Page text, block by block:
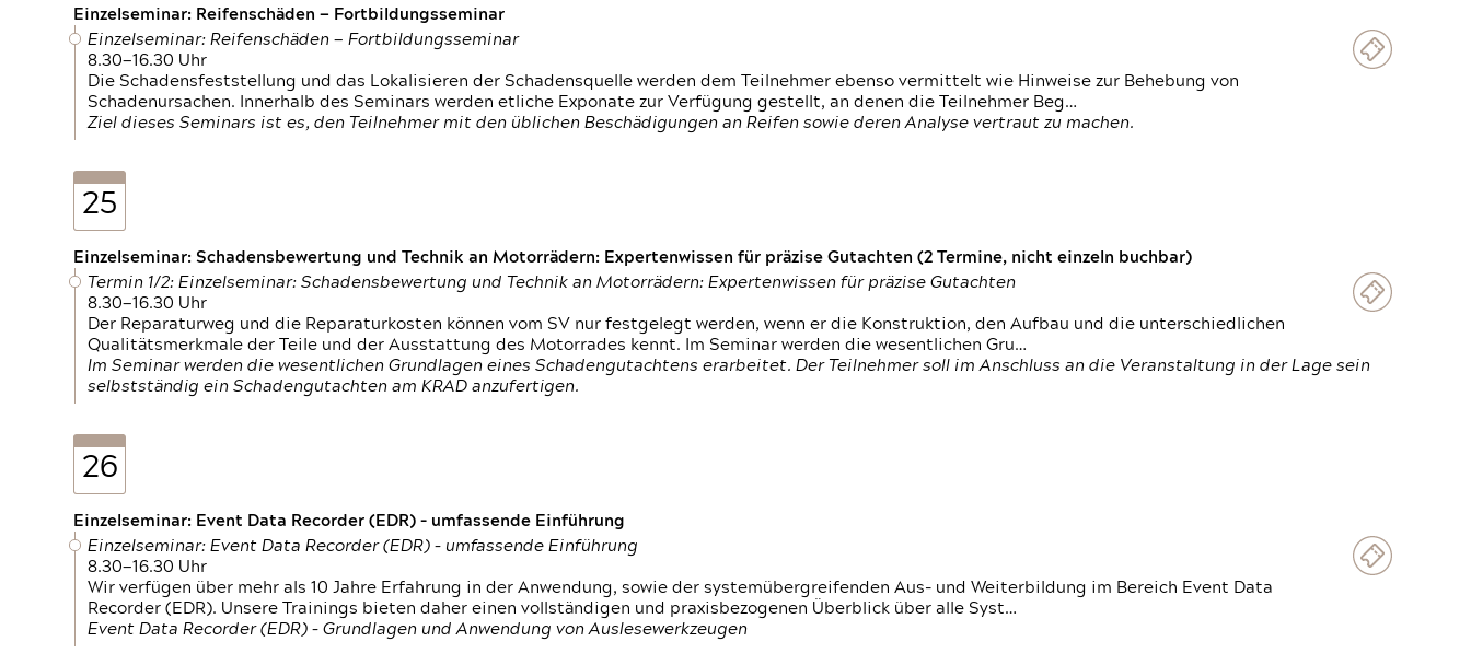
Einzelseminar: Reifenschäden — Fortbildungsseminar
Einzelseminar: Reifenschäden — Fortbildungsseminar
8.30—16.30 Uhr
Die Schadensfeststellung und das Lokalisieren der Schadensquelle werden dem Teilnehmer ebenso vermittelt wie Hinweise zur Behebung von
Schadenursachen. Innerhalb des Seminars werden etliche Exponate zur Verfügung gestellt, an denen die Teilnehmer Beg…
Ziel dieses Seminars ist es, den Teilnehmer mit den üblichen Beschädigungen an Reifen sowie deren Analyse vertraut zu machen.
25
Einzelseminar: Schadensbewertung und Technik an Motorrädern: Expertenwissen für präzise Gutachten (2 Termine, nicht einzeln buchbar)
Termin 1/2: Einzelseminar: Schadensbewertung und Technik an Motorrädern: Expertenwissen für präzise Gutachten
8.30—16.30 Uhr
Der Reparaturweg und die Reparaturkosten können vom SV nur festgelegt werden, wenn er die Konstruktion, den Aufbau und die unterschiedlichen
Qualitätsmerkmale der Teile und der Ausstattung des Motorrades kennt. Im Seminar werden die wesentlichen Gru…
Im Seminar werden die wesentlichen Grundlagen eines Schadengutachtens erarbeitet. Der Teilnehmer soll im Anschluss an die Veranstaltung in der Lage sein
selbstständig ein Schadengutachten am KRAD anzufertigen.
26
Einzelseminar: Event Data Recorder (EDR) – umfassende Einführung
Einzelseminar: Event Data Recorder (EDR) – umfassende Einführung
8.30—16.30 Uhr
Wir verfügen über mehr als 10 Jahre Erfahrung in der Anwendung, sowie der systemübergreifenden Aus- und Weiterbildung im Bereich Event Data
Recorder (EDR). Unsere Trainings bieten daher einen vollständigen und praxisbezogenen Überblick über alle Syst…
Event Data Recorder (EDR) – Grundlagen und Anwendung von Auslesewerkzeugen